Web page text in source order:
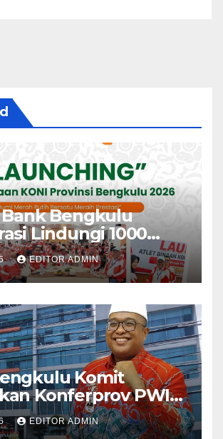
Bengkulu
Lindungi 1000
EDITOR ADMIN
Komit
Konferprov PWI
2026
EDITOR ADMIN